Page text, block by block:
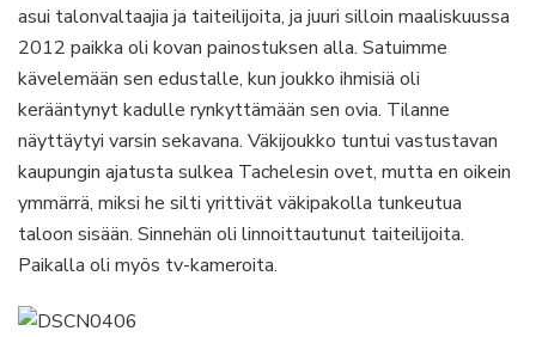
asui talonvaltaajia ja taiteilijoita, ja juuri silloin maaliskuussa
2012 paikka oli kovan painostuksen alla. Satuimme
kävelemään sen edustalle, kun joukko ihmisiä oli
kerääntynyt kadulle rynkyttämään sen ovia. Tilanne
näyttäytyi varsin sekavana. Väkijoukko tuntui vastustavan
kaupungin ajatusta sulkea Tachelesin ovet, mutta en oikein
ymmärrä, miksi he silti yrittivät väkipakolla tunkeutua
taloon sisään. Sinnehän oli linnoittautunut taiteilijoita.
Paikalla oli myös tv-kameroita.